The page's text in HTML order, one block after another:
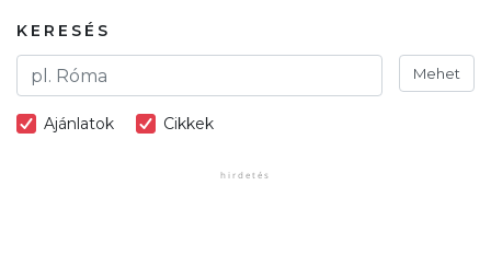
KERESÉS
Mehet
Ajánlatok Cikkek